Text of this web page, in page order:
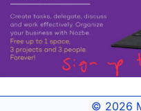
© 2026